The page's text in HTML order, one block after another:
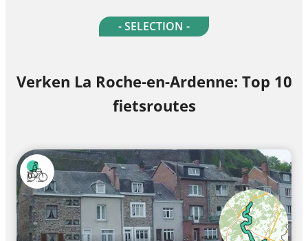
- SELECTION -
Verken La Roche-en-Ardenne: Top 10
fietsroutes